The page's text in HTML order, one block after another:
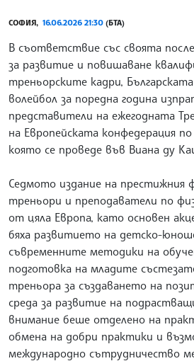
СОФИЯ, 16.06.2026 21:30 (БТА)
В съответствие със своята
за развитие и повишаване
треньорските кадри,
волейбол за поредна година
представители на ежегодната
на Европейската конфедерация по
която се проведе във Виана ду
Седмото издание на престижния
треньори и преподаватели по
от цяла Европа, като основен
бяха развитието на детско-
съвременните методики на
подготовка на младите
треньора за създаването на
среда за развитие на
внимание беше отделено на
обмена на добри практики и
международно сътрудничество